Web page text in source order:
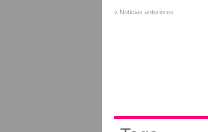
« Noticias anteriores